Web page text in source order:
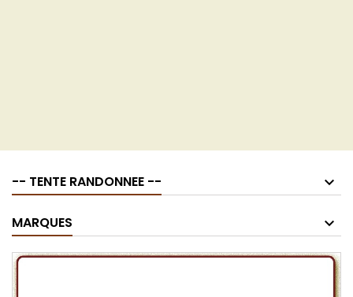
-- TENTE RANDONNEE --
MARQUES